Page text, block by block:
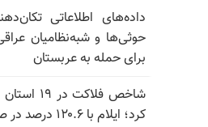
داده‌های اطلاعاتی
حوثی‌ها و شبه‌نظامیان
برای حمله به عربستان
کرد؛ ایلام با ۱۲۰.۶ درصد در صدر